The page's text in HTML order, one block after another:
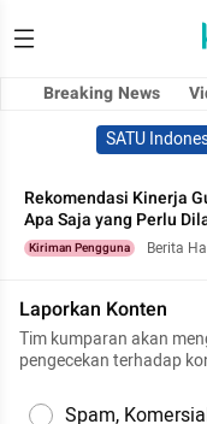
Breaking News
SATU
Rekomendasi Kinerja
Apa Saja yang Perlu
Kiriman Pengguna Berita
Laporkan Konten
Tim kumparan akan
pengecekan terhadap
Spam,